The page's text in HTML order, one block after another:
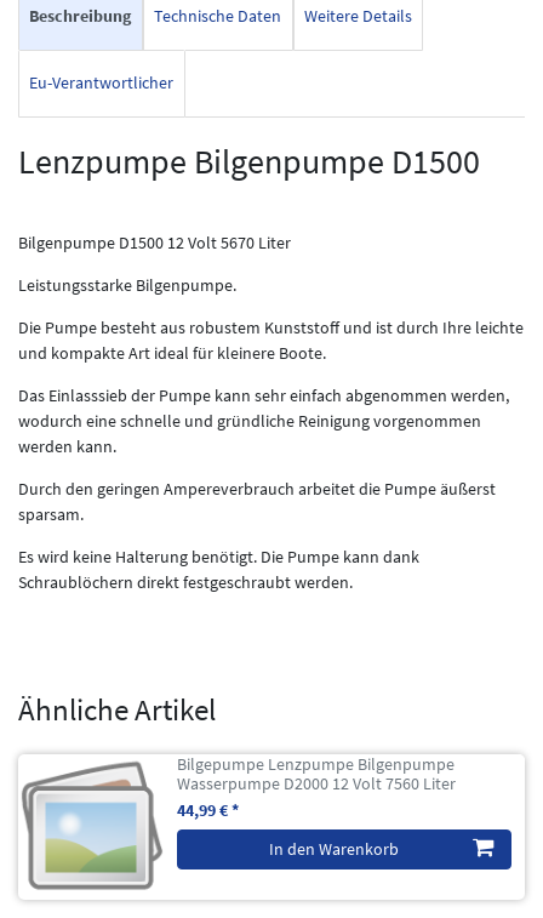
Beschreibung Technische Daten Weitere Details
Eu-Verantwortlicher
Lenzpumpe Bilgenpumpe D1500
Bilgenpumpe D1500 12 Volt 5670 Liter
Leistungsstarke Bilgenpumpe.
Die Pumpe besteht aus robustem Kunststoff und ist durch Ihre leichte
und kompakte Art ideal für kleinere Boote.
Das Einlasssieb der Pumpe kann sehr einfach abgenommen werden,
wodurch eine schnelle und gründliche Reinigung vorgenommen
werden kann.
Durch den geringen Ampereverbrauch arbeitet die Pumpe äußerst
sparsam.
Es wird keine Halterung benötigt. Die Pumpe kann dank
Schraublöchern direkt festgeschraubt werden.
Ähnliche Artikel
Bilgepumpe Lenzpumpe Bilgenpumpe
Wasserpumpe D2000 12 Volt 7560 Liter
44,99 € *
In den Warenkorb